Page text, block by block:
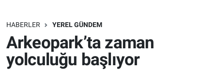
HABERLER YEREL GÜNDEM
Arkeopark’ta zaman
yolculuğu başlıyor
Bilim turu
Bilim ve Teknoloji Evreni
Dünya
Teknoloji
Trafik Durumu
Süper Lig Puan Durumu ve Fikstür